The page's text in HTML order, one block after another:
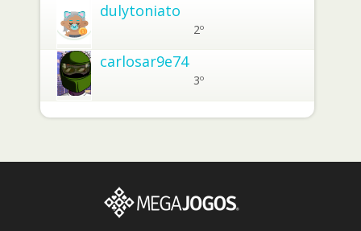
dulytoniato
2º
carlosar9e74
3º